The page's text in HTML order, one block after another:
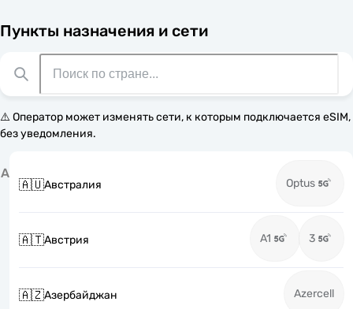
Пункты назначения и сети
⚠️ Оператор может изменять сети, к которым подключается eSIM,
без уведомления.
А
🇦🇺Австралия Optus
🇦🇹Австрия A1 3
🇦🇿Азербайджан Azercell